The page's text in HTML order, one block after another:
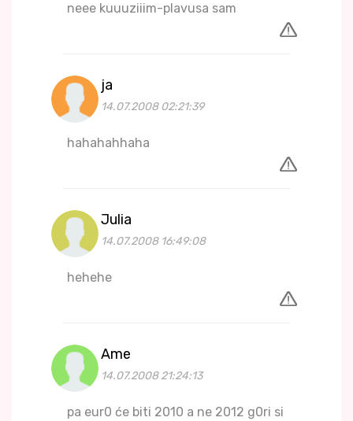
neee kuuuziiim-plavusa sam
ja
14.07.2008 02:21:39
hahahahhaha
Julia
14.07.2008 16:49:08
hehehe
Ame
14.07.2008 21:24:13
pa eur0 će biti 2010 a ne 2012 g0ri si